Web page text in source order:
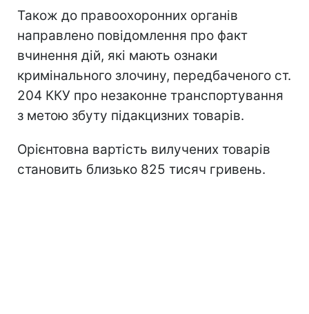
Також до правоохоронних органів
направлено повідомлення про факт
вчинення дій, які мають ознаки
кримінального злочину, передбаченого ст.
204 ККУ про незаконне транспортування
з метою збуту підакцизних товарів.
Орієнтовна вартість вилучених товарів
становить близько 825 тисяч гривень.